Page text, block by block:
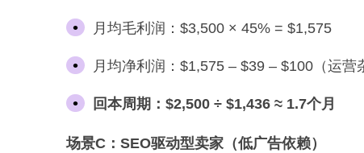
月均毛利润：$3,500 × 45% = $1,575
月均净利润：$1,575 – $39 – $100（运营
回本周期：$2,500 ÷ $1,436 ≈ 1.7个月
场景C：SEO驱动型卖家（低广告依赖）